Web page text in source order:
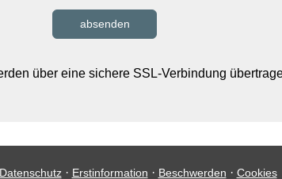
absenden
über eine sichere SSL-Verbindung
Datenschutz· Erstinformation · Beschwerden · Cookies